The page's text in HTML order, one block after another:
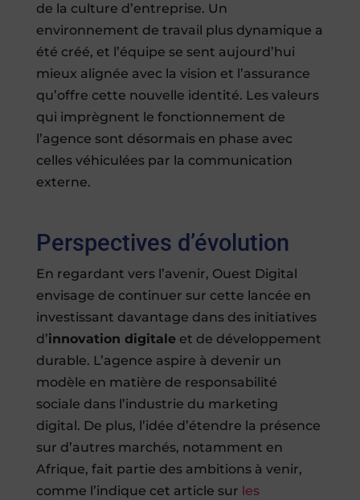
de la culture d’entreprise. Un
environnement de travail plus dynamique a
été créé, et l’équipe se sent aujourd’hui
mieux alignée avec la vision et l’assurance
qu’offre cette nouvelle identité. Les valeurs
qui imprègnent le fonctionnement de
l’agence sont désormais en phase avec
celles véhiculées par la communication
externe.
Perspectives d’évolution
En regardant vers l’avenir, Ouest Digital
envisage de continuer sur cette lancée en
investissant davantage dans des initiatives
d’innovation digitaleet de développement
durable. L’agence aspire à devenir un
modèle en matière de responsabilité
sociale dans l’industrie du marketing
digital. De plus, l’idée d’étendre la présence
sur d’autres marchés, notamment en
Afrique, fait partie des ambitions à venir,
comme l’indique cet article sur les